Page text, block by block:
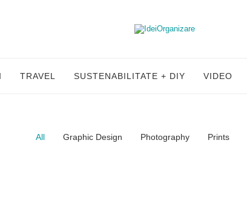
TRAVEL SUSTENABILITATE + DIY VIDEO
All Graphic Design Photography Prints